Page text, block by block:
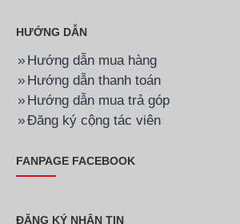
HƯỚNG DẪN
Hướng dẫn mua hàng
Hướng dẫn thanh toán
Hướng dẫn mua trả góp
Đăng ký cộng tác viên
FANPAGE FACEBOOK
ĐĂNG KÝ NHẬN TIN